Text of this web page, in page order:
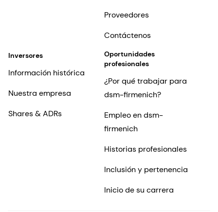
Proveedores
Contáctenos
Inversores
Información histórica
Nuestra empresa
Shares & ADRs
Oportunidades
profesionales
¿Por qué trabajar para
dsm-firmenich?
Empleo en dsm-
firmenich
Historias profesionales
Inclusión y pertenencia
Inicio de su carrera